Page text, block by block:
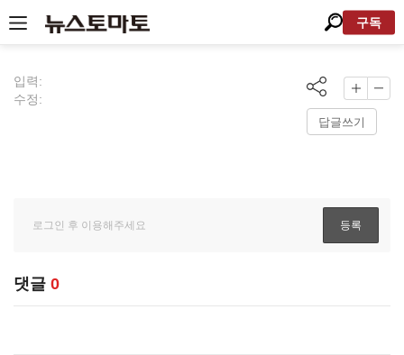
구독
입력:
수정:
답글쓰기
댓글 0